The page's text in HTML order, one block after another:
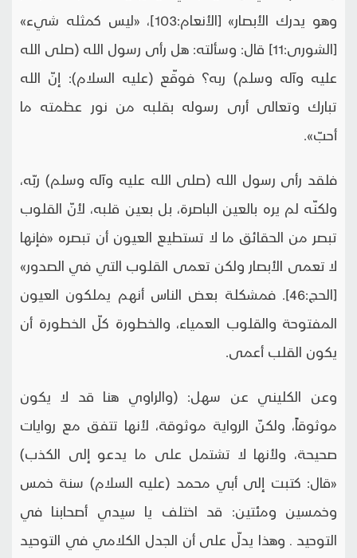
وهو يدرك الأبصار» [الأنعام:103]، «ليس كمثله شي‏ء»
[الشورى:11] قال: وسألته: هل رأى رسول الله (صلى الله
عليه وآله وسلم) ربه؟ فوقّع (عليه السلام): إنّ الله
تبارك وتعالى أرى رسوله بقلبه من نور عظمته ما
أحبّ».
فلقد رأى رسول الله (صلى الله عليه وآله وسلم) ربّه،
ولكنّه لم يره بالعين الباصرة، بل بعين قلبه، لأنّ القلوب
تبصر من الحقائق ما لا تستطيع العيون أن تبصره «فإنها
لا تعمى الأبصار ولكن تعمى القلوب التي في الصدور»
[الحج:46]. فمشكلة بعض الناس أنهم يملكون العيون
المفتوحة والقلوب العمياء، والخطورة كلّ الخطورة أن
يكون القلب أعمى.
وعن الكليني عن سهل: (والراوي هنا قد لا يكون
موثوقاً، ولكنّ الرواية موثوقة، لأنها تتفق مع روايات
صحيحة، ولأنها لا تشتمل على ما يدعو إلى الكذب)
«قال: كتبت إلى أبي محمد (عليه السلام) سنة خمس
وخمسين ومئتين: قد اختلف يا سيدي أصحابنا في
التوحيد ـ وهذا يدلّ على أن الجدل الكلامي في التوحيد